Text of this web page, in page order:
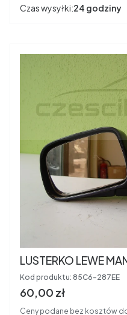
Czas wysyłki:24 godziny
LUSTERKO LEWE
Kod produktu: 85C6-287EE
Cena brutto
60,00 zł
Ceny podane bez kosztów